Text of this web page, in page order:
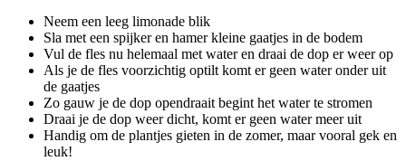
Neem een leeg limonade blik
Sla met een spijker en hamer kleine gaatjes in de bodem
Vul de fles nu helemaal met water en draai de dop er weer op
Als je de fles voorzichtig optilt komt er geen water onder uit
de gaatjes
Zo gauw je de dop opendraait begint het water te stromen
Draai je de dop weer dicht, komt er geen water meer uit
Handig om de plantjes gieten in de zomer, maar vooral gek en
leuk!